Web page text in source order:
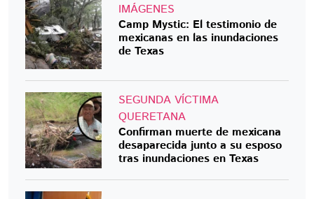
IMÁGENES
Camp Mystic: El testimonio de
mexicanas en las inundaciones
de Texas
SEGUNDA VÍCTIMA
QUERETANA
Confirman muerte de mexicana
desaparecida junto a su esposo
tras inundaciones en Texas